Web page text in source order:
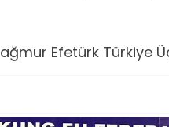
Efetürk Türkiye